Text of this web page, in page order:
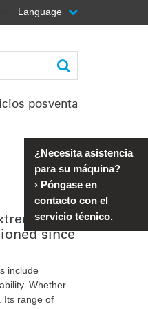
Language
posventa
since
include
Whether
Its range of
¿Necesita asistencia
para su máquina?
› Póngase en
contacto con el
servicio técnico.